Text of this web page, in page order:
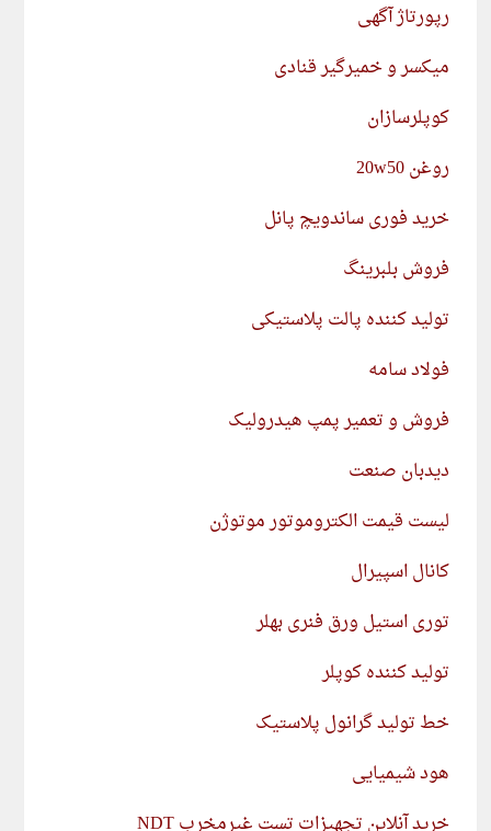
رپورتاژ آگهی
میکسر و خمیرگیر قنادی
کوپلرسازان
روغن 20w50
خرید فوری ساندویچ پانل
فروش بلبرینگ
تولید کننده پالت پلاستیکی
فولاد سامه
فروش و تعمیر پمپ هیدرولیک
دیدبان صنعت
لیست قیمت الکتروموتور موتوژن
کانال اسپیرال
توری استیل ورق فنری بهلر
تولید کننده کوپلر
خط تولید گرانول پلاستیک
هود شیمیایی